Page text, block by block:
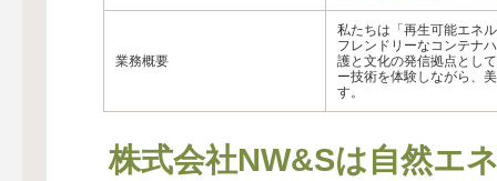
業務概要
私たちは「再生可能エネ
フレンドリーなコンテナ
護と文化の発信拠点とし
ー技術を体験しながら、
す。
株式会社NW&Sは自然エ